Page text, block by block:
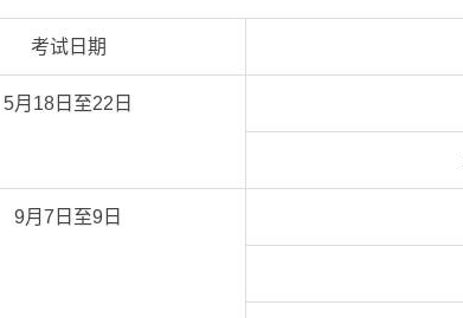
考试日期
5月18日至22日
9月7日至9日